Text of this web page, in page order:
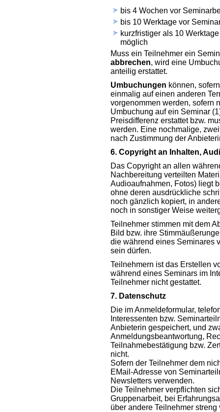
bis 4 Wochen vor
bis 10 Werktage vor
kurzfristiger als 10
möglich
Muss ein Teilnehmer ein
abbrechen, wird eine
anteilig erstattet.
Umbuchungen können,
einmalig auf einen anderen
vorgenommen werden, sofern
Umbuchung auf ein Seminar
Preisdifferenz erstattet bzw.
werden. Eine nochmalige,
nach Zustimmung der
6. Copyright an Inhalten,
Das Copyright an allen
Nachbereitung verteilten
Audioaufnahmen, Fotos) liegt
ohne deren ausdrückliche
noch gänzlich kopiert, in
noch in sonstiger Weise
Teilnehmer stimmen mit dem
Bild bzw. ihre
die während eines Seminares
sein dürfen.
Teilnehmern ist das Erstellen
während eines Seminars im
Teilnehmer nicht gestattet.
7. Datenschutz
Die im Anmeldeformular,
Interessenten bzw.
Anbieterin gespeichert, und
Anmeldungsbeantwortung,
Teilnahmebestätigung bzw.
nicht.
Sofern der Teilnehmer dem
EMail-Adresse von
Newsletters verwenden.
Die Teilnehmer verpflichten
Gruppenarbeit, bei
über andere Teilnehmer